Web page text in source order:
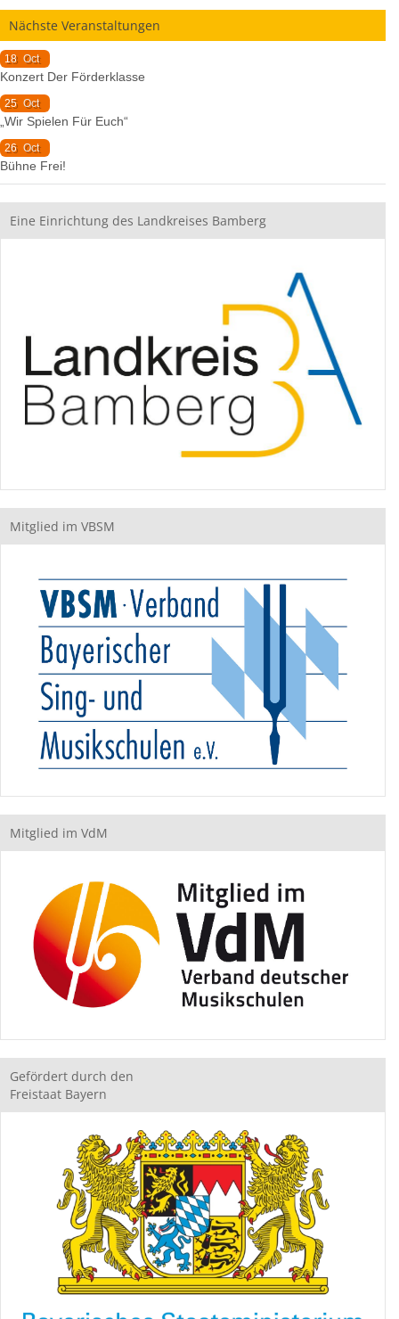
Nächste Veranstaltungen
18 Oct
Konzert Der Förderklasse
25 Oct
„Wir Spielen Für Euch“
26 Oct
Bühne Frei!
Eine Einrichtung des Landkreises Bamberg
Mitglied im VBSM
Mitglied im VdM
Gefördert durch den
Freistaat Bayern